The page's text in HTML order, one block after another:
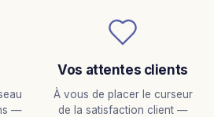
—
Vos attentes clients
À vous de placer le curseur
de la satisfaction client —